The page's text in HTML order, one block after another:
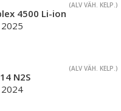
(ALV VÄH. KELP.)
4500 Li-ion
2025
(ALV VÄH. KELP.)
N2S
2024